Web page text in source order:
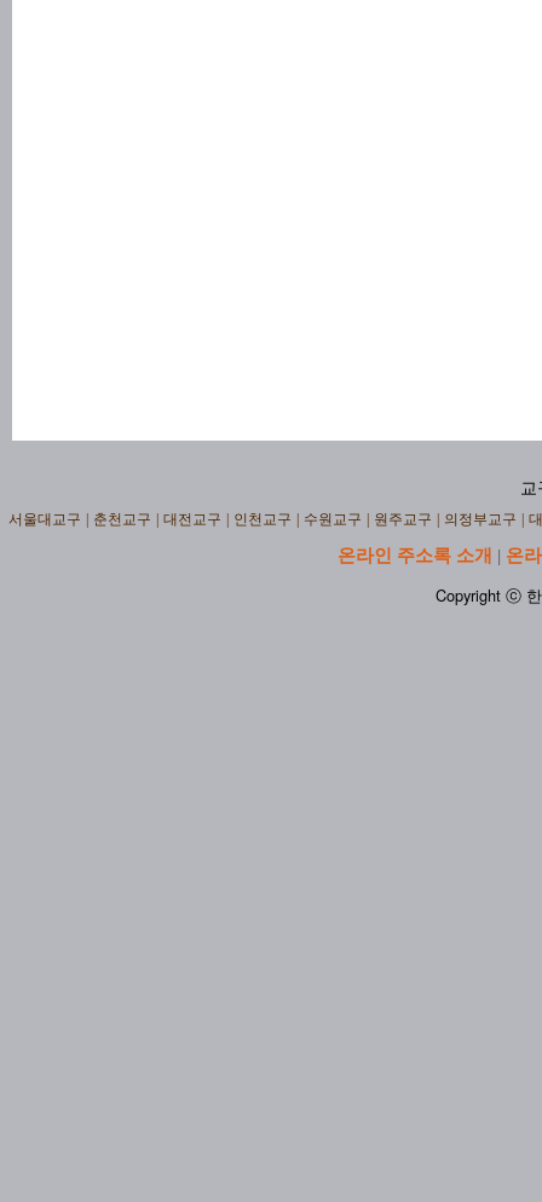
교
서울대교구 춘천교구 대전교구 인천교구 수원교구 원주교구 의정부교구
온라인 주소록 소개 | 온
Copyright ⓒ